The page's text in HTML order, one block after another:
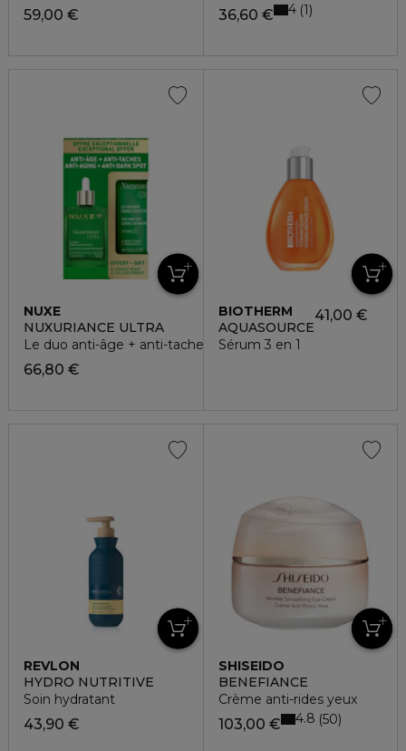
59,00 € 36,60 € 4 1
NUXE
NUXURIANCE ULTRA
Le duo anti-âge + anti-taches
66,80 €
BIOTHERM
AQUASOURCE
Sérum 3 en 1
41,00 €
REVLON
PROFESSIONAL
HYDRO NUTRITIVE
Soin hydratant
43,90 €
SHISEIDO
BENEFIANCE
Crème anti-rides yeux
103,00 € 4.8 50